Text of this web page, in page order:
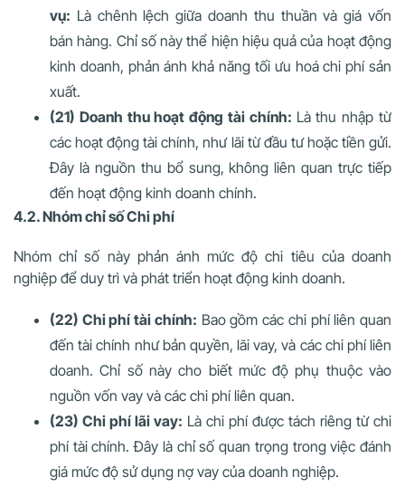
vụ: Là chênh lệch giữa doanh thu thuần và giá vốn
bán hàng. Chỉ số này thể hiện hiệu quả của hoạt động
kinh doanh, phản ánh khả năng tối ưu hoá chi phí sản
xuất.
(21) Doanh thu hoạt động tài chính: Là thu nhập từ
các hoạt động tài chính, như lãi từ đầu tư hoặc tiền gửi.
Đây là nguồn thu bổ sung, không liên quan trực tiếp
đến hoạt động kinh doanh chính.
4.2. Nhóm chỉ số Chi phí
Nhóm chỉ số này phản ánh mức độ chi tiêu của doanh
nghiệp để duy trì và phát triển hoạt động kinh doanh.
(22) Chi phí tài chính: Bao gồm các chi phí liên quan
đến tài chính như bản quyền, lãi vay, và các chi phí liên
doanh. Chỉ số này cho biết mức độ phụ thuộc vào
nguồn vốn vay và các chi phí liên quan.
(23) Chi phí lãi vay: Là chi phí được tách riêng từ chi
phí tài chính. Đây là chỉ số quan trọng trong việc đánh
giá mức độ sử dụng nợ vay của doanh nghiệp.